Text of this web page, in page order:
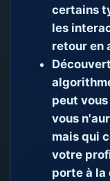
certains
les
retour en
peut
vous
mais qui
votre
porte à la